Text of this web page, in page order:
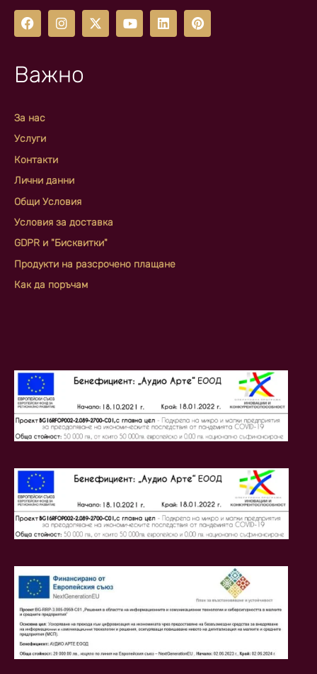
Важно
За нас
Услуги
Контакти
Лични данни
Общи Условия
Условия за доставка
GDPR и "Бисквитки"
Продукти на разсрочено плащане
Как да поръчам